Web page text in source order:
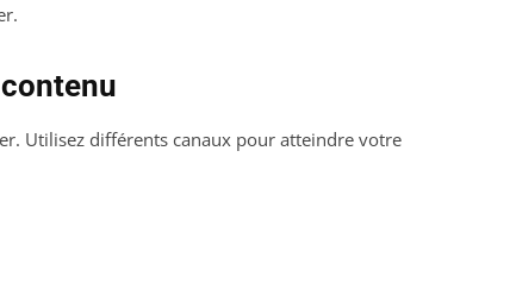
Utilisez différents canaux pour atteindre votre